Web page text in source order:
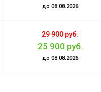
до 08.08.2026
29 900 руб.
25 900 руб.
до 08.08.2026